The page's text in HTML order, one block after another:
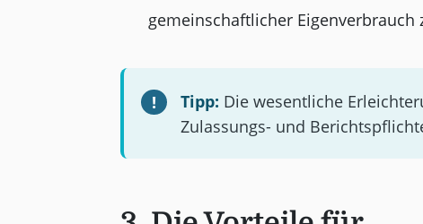
gemeinschaftlicher Eigenverbrauch
Tipp: Die wesentliche
Zulassungs- und